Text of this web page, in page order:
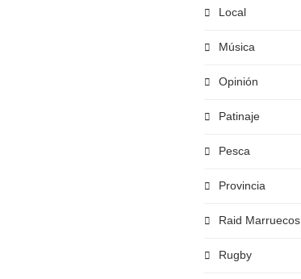
Local
Música
Opinión
Patinaje
Pesca
Provincia
Raid Marruecos
Rugby